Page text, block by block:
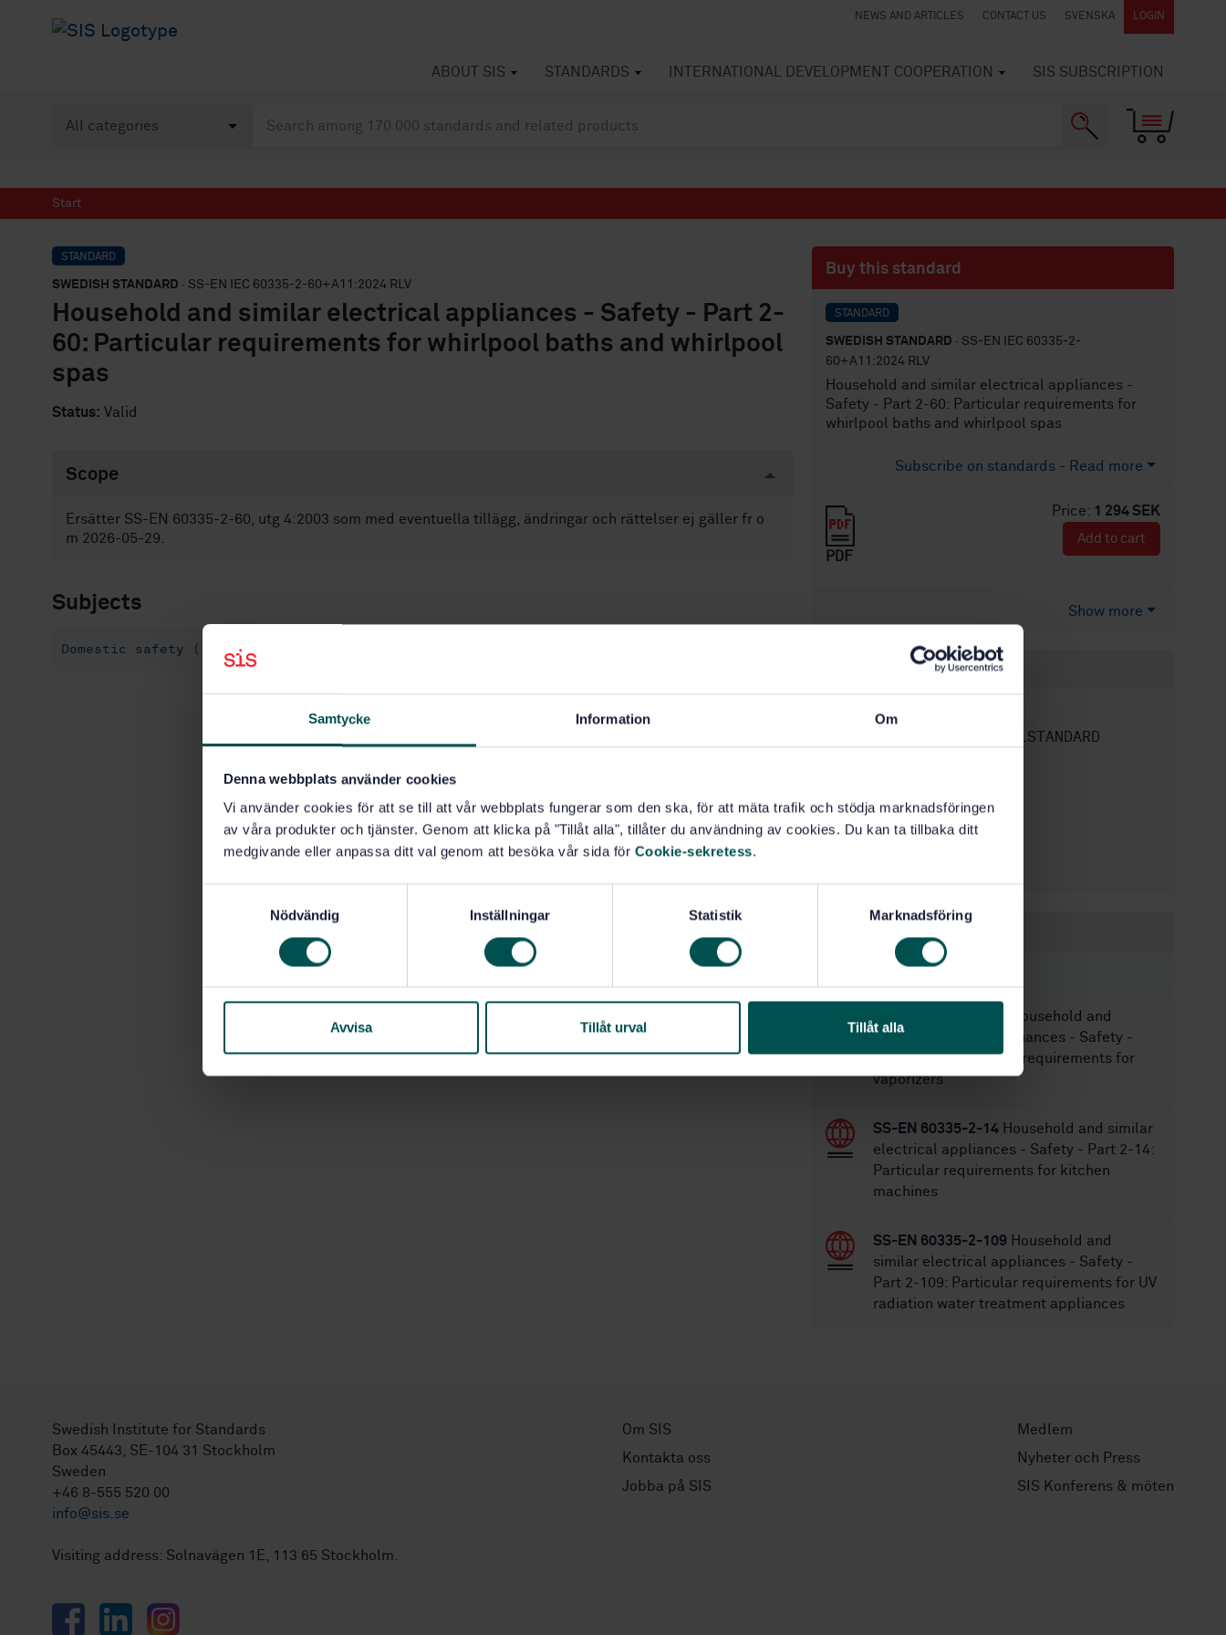
Samtycke Information Om
Denna webbplats använder cookies
Vi använder cookies för att se till att vår webbplats fungerar som den ska, för att mäta trafik och stödja marknadsföringen
av våra produkter och tjänster. Genom att klicka på "Tillåt alla", tillåter du användning av cookies. Du kan ta tillbaka ditt
medgivande eller anpassa ditt val genom att besöka vår sida för Cookie-sekretess.
s
Nödvändig Inställningar Statistik Marknadsföring
Avvisa Tillåt urval Tillåt alla
NEWS AND ARTICLES CONTACT US SVENSKA LOGIN
ABOUT SIS STANDARDS INTERNATIONAL DEVELOPMENT COOPERATION SIS SUBSCRIPTION
Start
STANDARD
SWEDISH STANDARD · SS-EN IEC 60335-2-60+A11:2024 RLV
Household and similar electrical appliances - Safety - Part 2-
60: Particular requirements for whirlpool baths and whirlpool
spas
Status: Valid
Scope
Ersätter SS-EN 60335-2-60, utg 4:2003 som med eventuella tillägg, ändringar och rättelser ej gäller fr o
m 2026-05-29.
Subjects
Domestic safety (13.120)
Buy this standard
STANDARD
SWEDISH STANDARD · SS-EN IEC 60335-2-
60+A11:2024 RLV
Household and similar electrical appliances -
Safety - Part 2-60: Particular requirements for
whirlpool baths and whirlpool spas
Subscribe on standards - Read more
Price: 1 294 SEK
PDF
Add to cart
Show more
Product information
Language:
SEK SVENSK ELSTANDARD
Edition: 5
STANDARDS
Household and
similar electrical appliances - Safety -
Part 2-101: Particular requirements for
vaporizers
SS-EN 60335-2-14 Household and similar
electrical appliances - Safety - Part 2-14:
Particular requirements for kitchen
machines
SS-EN 60335-2-109 Household and
similar electrical appliances - Safety -
Part 2-109: Particular requirements for UV
radiation water treatment appliances
Swedish Institute for Standards
Box 45443, SE-104 31 Stockholm
Sweden
+46 8-555 520 00
info@sis.se
Visiting address: Solnavägen 1E, 113 65 Stockholm.
FacebookLinkedInInstagram
Om SIS
Kontakta oss
Jobba på SIS
Medlem
Nyheter och Press
SIS Konferens & möten